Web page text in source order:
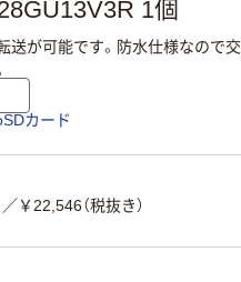
1個
送が可能です。防水仕様なので
カード
／￥22,546（税抜き）